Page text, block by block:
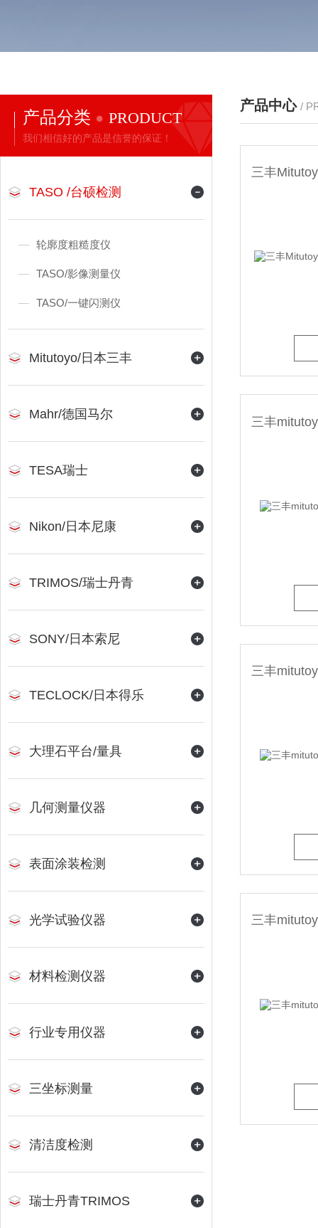
产品分类 PRODUCT
我们相信好的产品是信誉的保证！
TASO /台硕检测
轮廓度粗糙度仪
TASO/影像测量仪
TASO/一键闪测仪
Mitutoyo/日本三丰
Mahr/德国马尔
TESA瑞士
Nikon/日本尼康
TRIMOS/瑞士丹青
SONY/日本索尼
TECLOCK/日本得乐
大理石平台/量具
几何测量仪器
表面涂装检测
光学试验仪器
材料检测仪器
行业专用仪器
三坐标测量
清洁度检测
瑞士丹青TRIMOS
产品中心 /